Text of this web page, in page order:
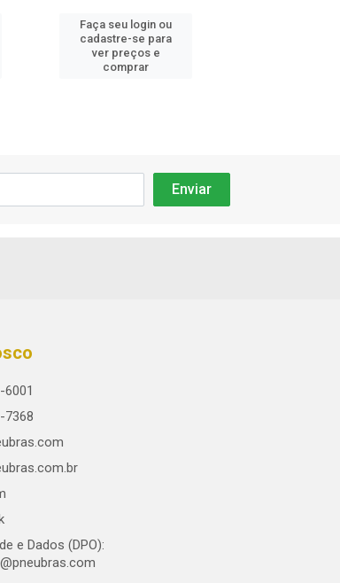
Faça seu login ou
cadastre-se para
ver preços e
comprar
6001
7368
e Dados (DPO):